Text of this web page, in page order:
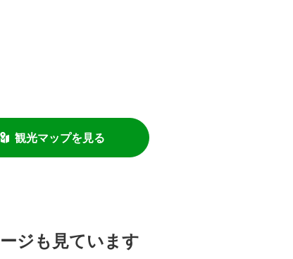
観光マップを見る
ジも見ています